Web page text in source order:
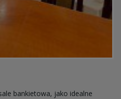
bankietowa, jako idealne